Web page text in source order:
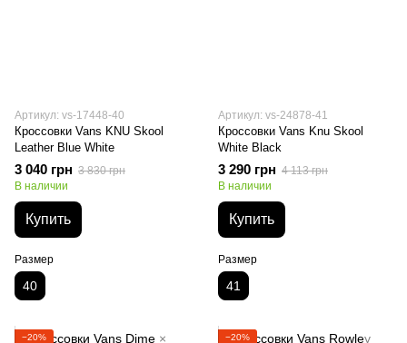
Артикул: vs-17448-40
Кроссовки Vans KNU Skool
Leather Blue White
3 040 грн 3 830 грн
В наличии
Купить
Размер
40
Артикул: vs-24878-41
Кроссовки Vans Knu Skool
White Black
3 290 грн 4 113 грн
В наличии
Купить
Размер
41
−20% −20%